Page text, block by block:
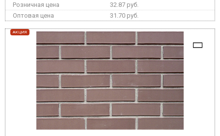
32.87 руб.
31.70 руб.
АКЦИЯ